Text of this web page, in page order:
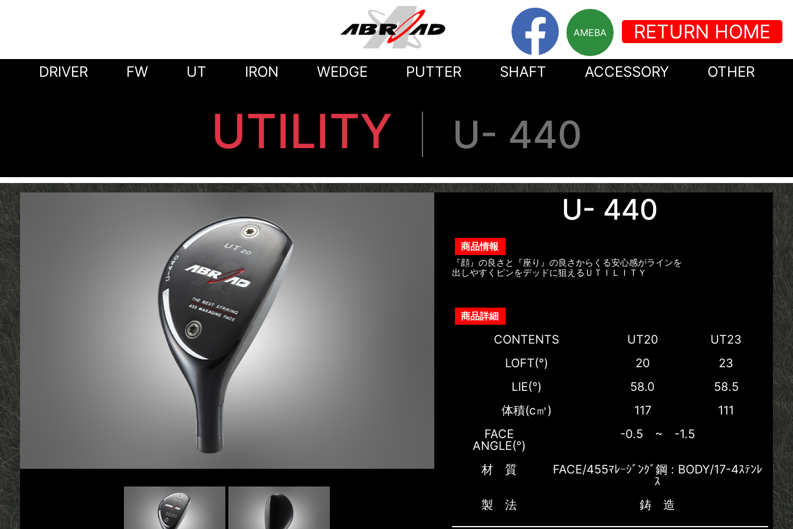
AMEBA RETURN HOME
DRIVER FW UT IRON WEDGE PUTTER SHAFT ACCESSORY OTHER
UTILITY U- 440
<
U- 440
商品情報
『顔』の良さと『座り』の良さからくる安心感がラインを
出しやすくピンをデッドに狙えるＵＴＩＬＩＴＹ
商品詳細
CONTENTS UT20
UT23
LOFT(°)
20
23
LIE(°)
58.0
58.5
体積(c㎥)
117
111
FACE
ANGLE(°)
-0.5 ~ -1.5
材 質
FACE/455ﾏﾚｰｼﾞﾝｸﾞ鋼 : BODY/17-4ｽﾃﾝﾚ
ｽ
製 法
鋳 造